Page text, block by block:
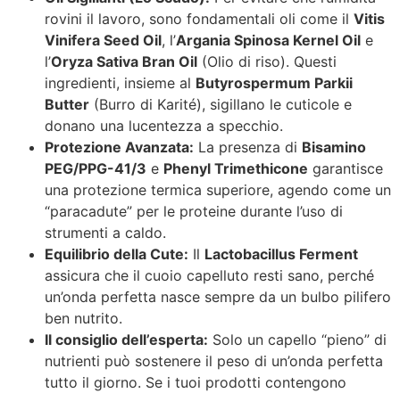
rovini il lavoro, sono fondamentali oli come il Vitis
Vinifera Seed Oil, l’Argania Spinosa Kernel Oil e
l’Oryza Sativa Bran Oil (Olio di riso). Questi
ingredienti, insieme al Butyrospermum Parkii
Butter (Burro di Karité), sigillano le cuticole e
donano una lucentezza a specchio.
Protezione Avanzata: La presenza di Bisamino
PEG/PPG-41/3 e Phenyl Trimethicone garantisce
una protezione termica superiore, agendo come un
“paracadute” per le proteine durante l’uso di
strumenti a caldo.
Equilibrio della Cute: Il Lactobacillus Ferment
assicura che il cuoio capelluto resti sano, perché
un’onda perfetta nasce sempre da un bulbo pilifero
ben nutrito.
Il consiglio dell’esperta: Solo un capello “pieno” di
nutrienti può sostenere il peso di un’onda perfetta
tutto il giorno. Se i tuoi prodotti contengono